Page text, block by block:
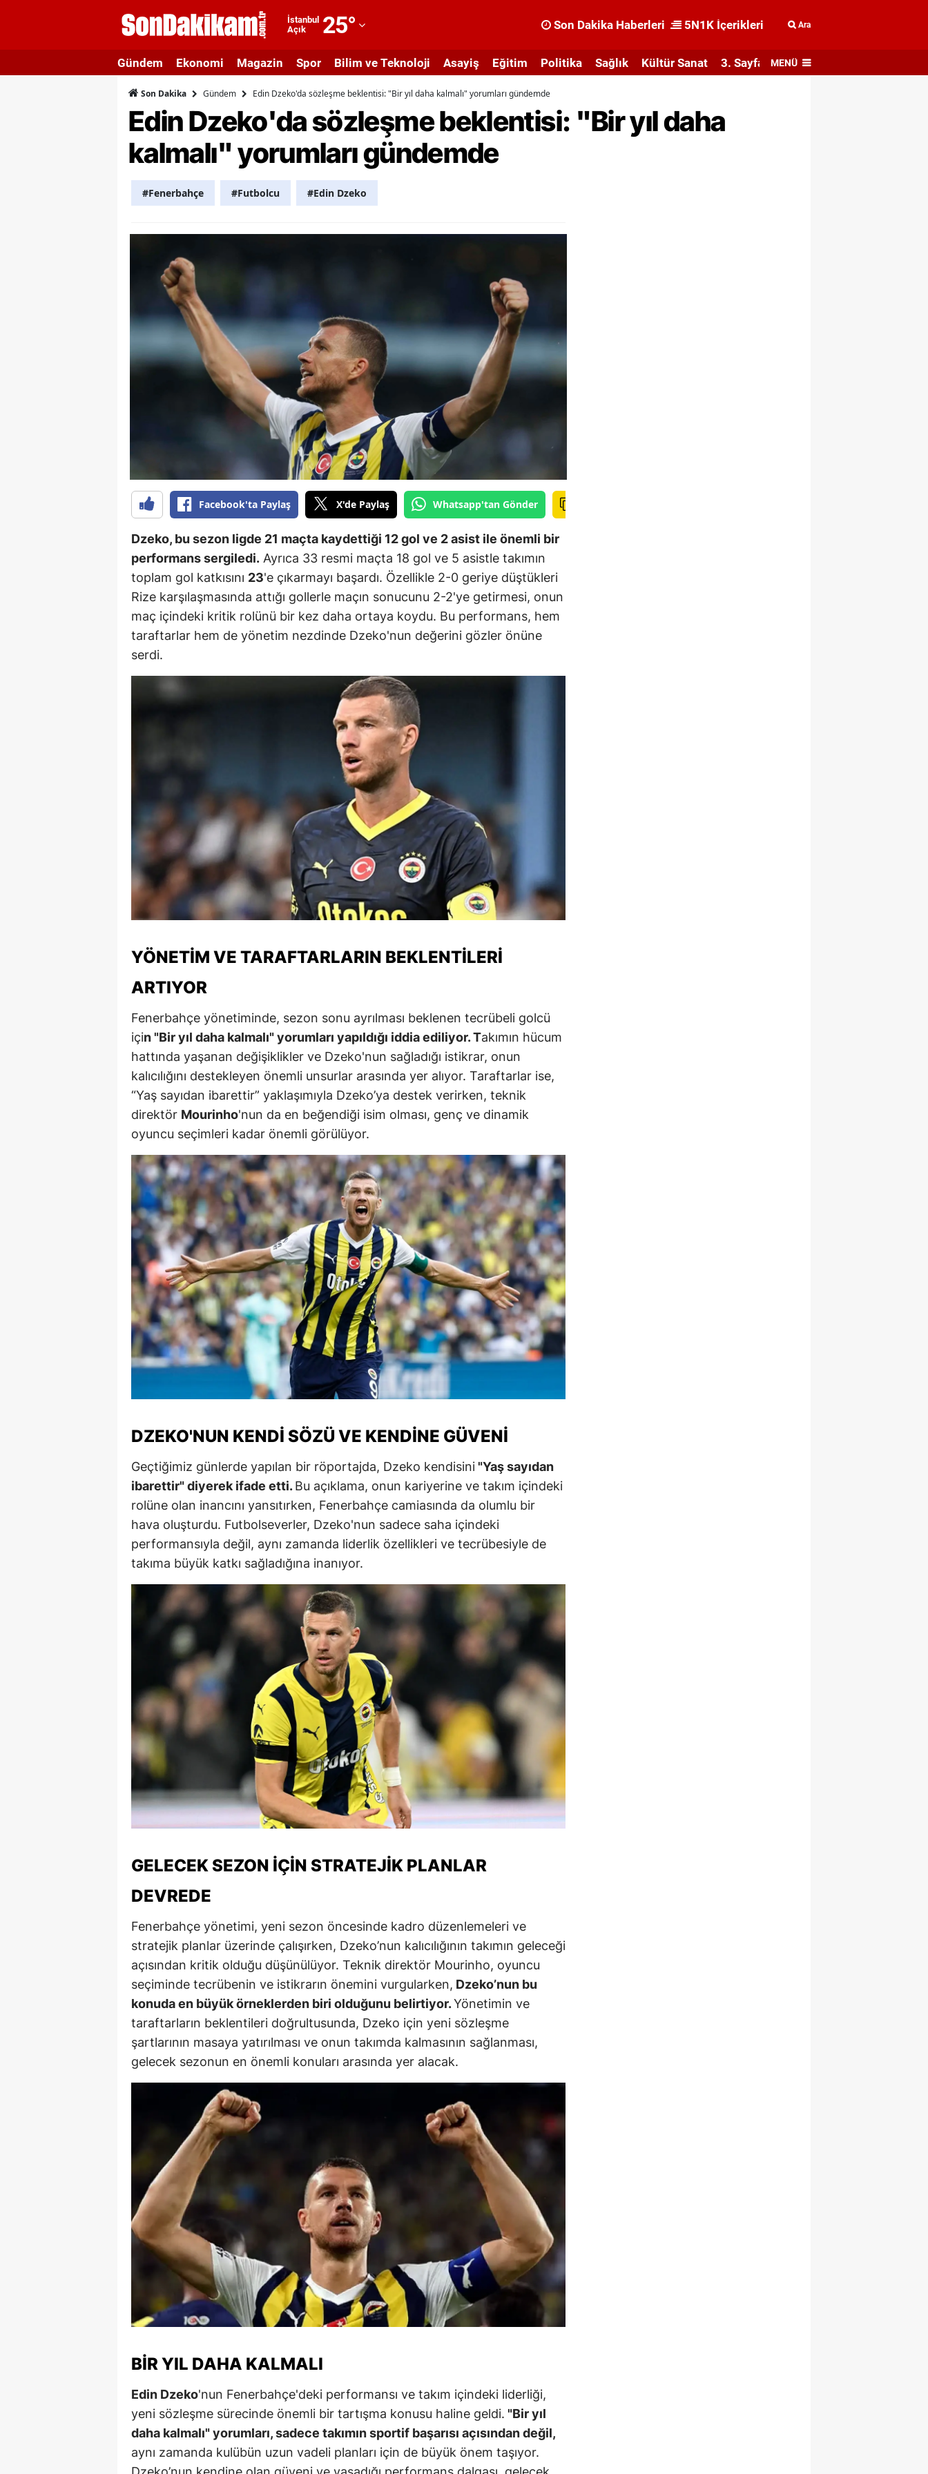
İstanbul
Açık
25°
Adıyaman
Afyonkarahisar
Ağrı
Amasya
Ankara
Bilecik
Bingöl
Bitlis
Bolu
Burdur
Bursa
Çanakkale
Çankırı
Çorum
Denizli
Edirne
Erzincan
Erzurum
Eskişehir
Gaziantep
Giresun
Gümüşhane
Hakkari
Hatay
Isparta
Kars
Kastamonu
Kayseri
Kırklareli
Kırşehir
Kocaeli
Konya
Kütahya
Malatya
Manisa
Kahramanmaraş
Mardin
Muş
Nevşehir
Ordu
Rize
Sakarya
Samsun
Siirt
Sinop
Sivas
Tekirdağ
Tokat
Trabzon
Tunceli
Şanlıurfa
Uşak
Bayburt
Karaman
Kırıkkale
Batman
Iğdır
Yalova
Karabük
Kilis
Osmaniye
Düzce
Son Dakika Haberleri 5N1K İçerikleri Ara
Gündem Ekonomi Magazin Spor Bilim ve Teknoloji Asayiş Eğitim Politika Sağlık Kültür Sanat 3. Sayfa MENÜ
Son Dakika Gündem Edin Dzeko'da sözleşme beklentisi: "Bir yıl daha kalmalı" yorumları gündemde
Edin Dzeko'da sözleşme beklentisi: "Bir yıl daha
kalmalı" yorumları gündemde
#Fenerbahçe #Futbolcu #Edin Dzeko
Facebook'ta Paylaş X'de Paylaş Whatsapp'tan Gönder
Dzeko, bu sezon ligde 21 maçta kaydettiği 12 gol ve 2 asist ile önemli bir
performans sergiledi. Ayrıca 33 resmi maçta 18 gol ve 5 asistle takımın
toplam gol katkısını 23'e çıkarmayı başardı. Özellikle 2-0 geriye düştükleri
Rize karşılaşmasında attığı gollerle maçın sonucunu 2-2'ye getirmesi, onun
maç içindeki kritik rolünü bir kez daha ortaya koydu. Bu performans, hem
taraftarlar hem de yönetim nezdinde Dzeko'nun değerini gözler önüne
serdi.
YÖNETIM VE TARAFTARLARIN BEKLENTILERI
ARTIYOR
Fenerbahçe yönetiminde, sezon sonu ayrılması beklenen tecrübeli golcü
için "Bir yıl daha kalmalı" yorumları yapıldığı iddia ediliyor. Takımın hücum
hattında yaşanan değişiklikler ve Dzeko'nun sağladığı istikrar, onun
kalıcılığını destekleyen önemli unsurlar arasında yer alıyor. Taraftarlar ise,
“Yaş sayıdan ibarettir” yaklaşımıyla Dzeko’ya destek verirken, teknik
direktör Mourinho'nun da en beğendiği isim olması, genç ve dinamik
oyuncu seçimleri kadar önemli görülüyor.
DZEKO'NUN KENDI SÖZÜ VE KENDINE GÜVENI
Geçtiğimiz günlerde yapılan bir röportajda, Dzeko kendisini"Yaş sayıdan
ibarettir" diyerek ifade etti.Bu açıklama, onun kariyerine ve takım içindeki
rolüne olan inancını yansıtırken, Fenerbahçe camiasında da olumlu bir
hava oluşturdu. Futbolseverler, Dzeko'nun sadece saha içindeki
performansıyla değil, aynı zamanda liderlik özellikleri ve tecrübesiyle de
takıma büyük katkı sağladığına inanıyor.
GELECEK SEZON İÇIN STRATEJIK PLANLAR
DEVREDE
Fenerbahçe yönetimi, yeni sezon öncesinde kadro düzenlemeleri ve
stratejik planlar üzerinde çalışırken, Dzeko’nun kalıcılığının takımın geleceği
açısından kritik olduğu düşünülüyor. Teknik direktör Mourinho, oyuncu
seçiminde tecrübenin ve istikrarın önemini vurgularken, Dzeko’nun bu
konuda en büyük örneklerden biri olduğunu belirtiyor.Yönetimin ve
taraftarların beklentileri doğrultusunda, Dzeko için yeni sözleşme
şartlarının masaya yatırılması ve onun takımda kalmasının sağlanması,
gelecek sezonun en önemli konuları arasında yer alacak.
BIR YIL DAHA KALMALI
Edin Dzeko'nun Fenerbahçe'deki performansı ve takım içindeki liderliği,
yeni sözleşme sürecinde önemli bir tartışma konusu haline geldi. "Bir yıl
daha kalmalı" yorumları, sadece takımın sportif başarısı açısından değil,
aynı zamanda kulübün uzun vadeli planları için de büyük önem taşıyor.